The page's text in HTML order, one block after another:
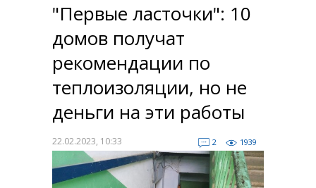
"Первые ласточки": 10
домов получат
рекомендации по
теплоизоляции, но не
деньги на эти работы
22.02.2023, 10:33 2 1939